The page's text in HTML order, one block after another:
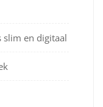
slim en digitaal